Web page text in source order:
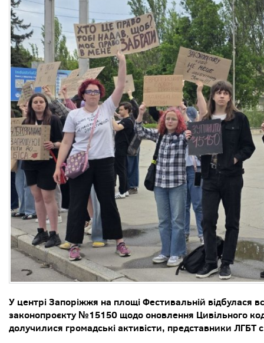
У центрі Запоріжжя на площі Фестивальній відбулася
законопроєкту №15150 щодо оновлення Цивільного
долучилися громадські активісти, представники ЛГБТ